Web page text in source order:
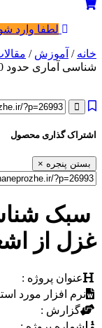
لطفا وارد
خانه / آموزش /
شناسی آماری حدود 20 غزل از اشعار ظهرالدین فاریابی
اشتراک گذاری محصول
بستن پنجره ×
غزل از
عنوان پروژه :
نرم افزار مورد
گزارش :